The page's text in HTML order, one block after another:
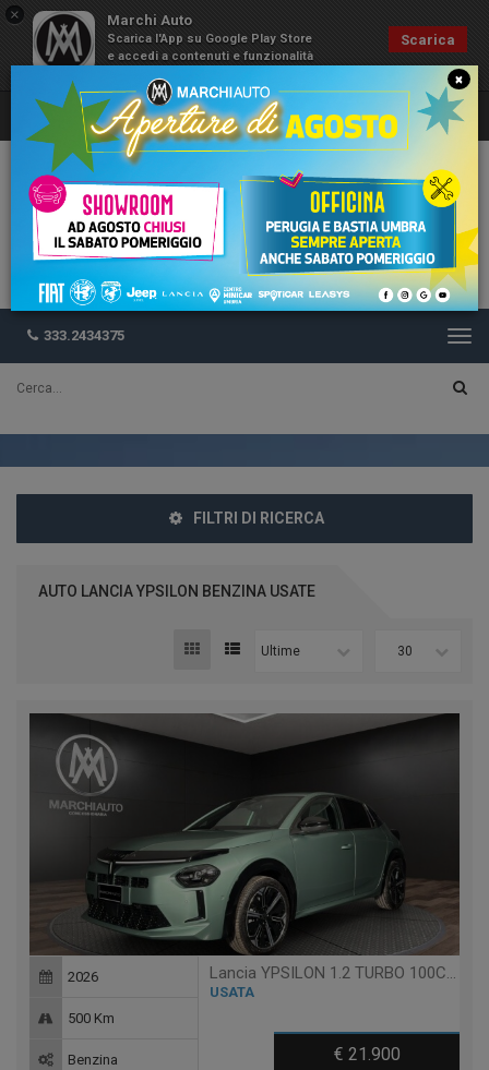
× Marchi Auto
Scarica l'App su Google Play Store
e accedi a contenuti e funzionalità
Scarica
333.2434375
FILTRI DI RICERCA
AUTO LANCIA YPSILON BENZINA USATE
Ultime 30
Lancia YPSILON 1.2 TURBO 100CV LX - MANUALE -
USATA
€ 21.900
2026
500 Km
Benzina
×